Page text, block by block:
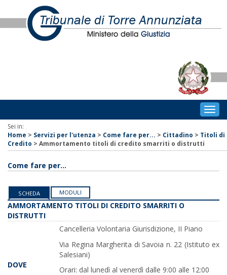
Sei in:
Home > Servizi per l'utenza > Come fare per... > Cittadino > Titoli di
Credito > Ammortamento titoli di credito smarriti o distrutti
Come fare per...
SCHEDA MODULI
AMMORTAMENTO TITOLI DI CREDITO SMARRITI O
DISTRUTTI
DOVE
Cancelleria Volontaria Giurisdizione, II Piano
Via Regina Margherita di Savoia n. 22 (Istituto ex
Salesiani)
Orari: dal lunedì al venerdì dalle 9:00 alle 12:00